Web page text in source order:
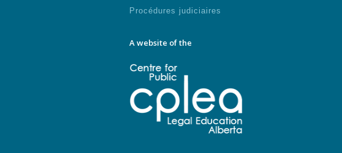
Procédures judiciaires
A website of the